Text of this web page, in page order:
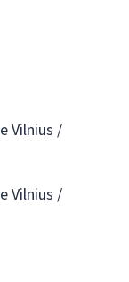
Vilnius /
Vilnius /